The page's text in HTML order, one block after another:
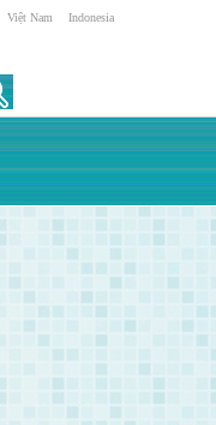
Việt Nam Indonesia